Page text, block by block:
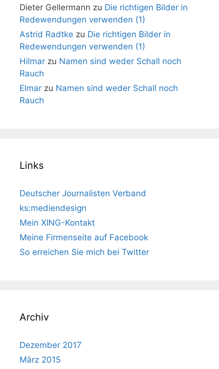
Dieter Gellermann zu Die richtigen Bilder in
Redewendungen verwenden (1)
Astrid Radtke zu Die richtigen Bilder in
Redewendungen verwenden (1)
Hilmar zu Namen sind weder Schall noch
Rauch
Elmar zu Namen sind weder Schall noch
Rauch
Links
Deutscher Journalisten Verband
ks:mediendesign
Mein XING-Kontakt
Meine Firmenseite auf Facebook
So erreichen Sie mich bei Twitter
Archiv
Dezember 2017
März 2015